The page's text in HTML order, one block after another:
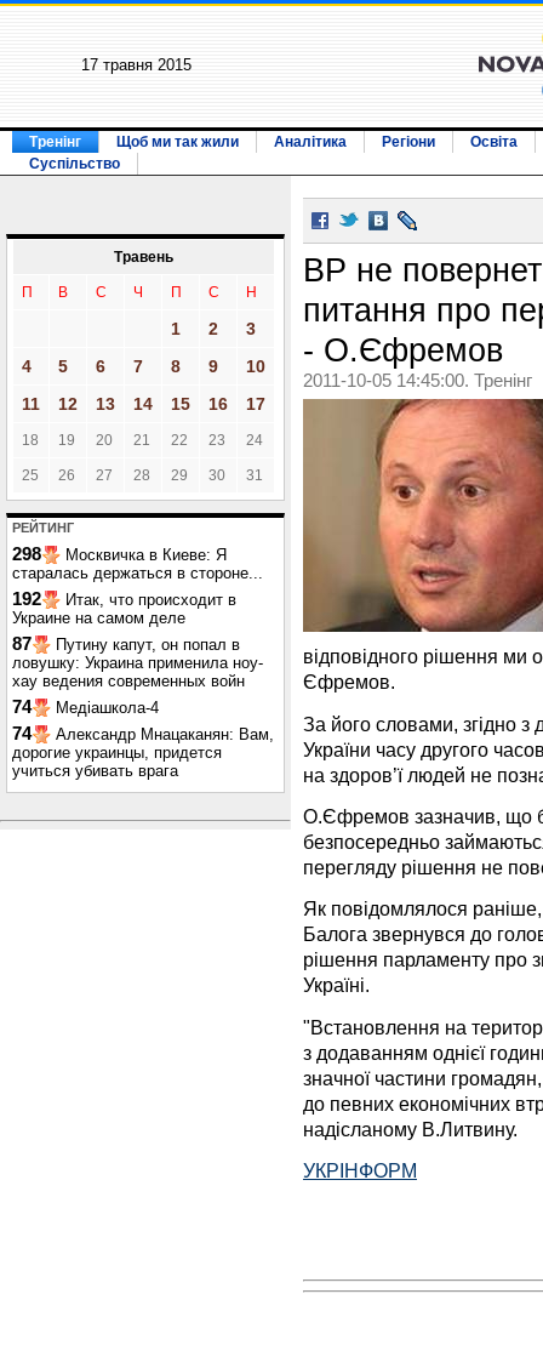
17 травня 2015
Тренінг Щоб ми так жили Аналітика Регіони
Освіта
Суспільство
Травень
П В С Ч П С Н
1 2
3
4
5 6 7 8 9
10
11
12 13 14 15 16 17
18 19 20 21 22 23 24
25 26 27 28 29 30 31
РЕЙТИНГ
298
Москвичка в Киеве: Я
старалась держаться в стороне...
192
Итак, что происходит в
Украине на самом деле
87
Путину капут, он попал в
ловушку: Украина применила ноу-
хау ведения современных войн
74 Медіашкола-4
74
Александр Мнацаканян: Вам,
дорогие украинцы, придется
учиться убивать врага
ВР не
питання про
- О.Єфремов
2011-10-05 14:45:00. Тренінг
відповідного рішення
Єфремов.
За його словами, згідно з
України часу другого
на здоров’ї людей не
О.Єфремов зазначив, що
безпосередньо
перегляду рішення не
Як повідомлялося раніше,
Балога звернувся до
рішення парламенту про
Україні.
"Встановлення на
з додаванням однієї
значної частини
до певних економічних
надісланому В.Литвину.
УКРІНФОРМ